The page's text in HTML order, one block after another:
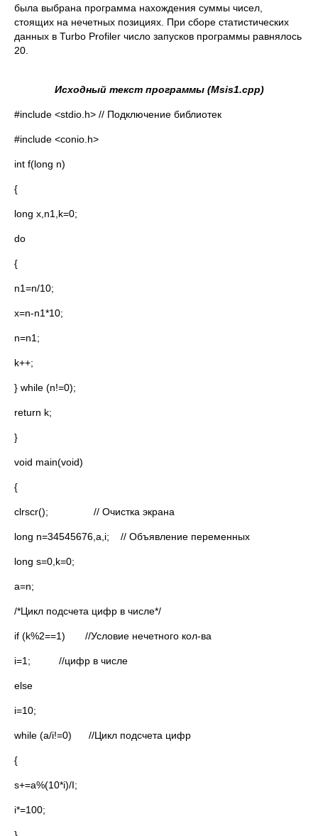
была выбрана программа нахождения суммы чисел,
стоящих на нечетных позициях. При сборе статистических
данных в Turbo Profiler число запусков программы равнялось
20.
Исходный текст программы (Msis1.срр)
#include <stdio.h> // Подключение библиотек
#include <conio.h>
int f(long n)
{
long x,n1,k=0;
do
{
n1=n/10;
x=n-n1*10;
n=n1;
k++;
} while (n!=0);
return k;
}
void main(void)
{
clrscr(); // Очистка экрана
long n=34545676,a,i; // Объявление переменных
long s=0,k=0;
a=n;
/*Цикл подсчета цифр в числе*/
if (k%2==1) //Условие нечетного кол-ва
i=1; //цифр в числе
else
i=10;
while (a/i!=0) //Цикл подсчета цифр
{
s+=a%(10*i)/I;
i*=100;